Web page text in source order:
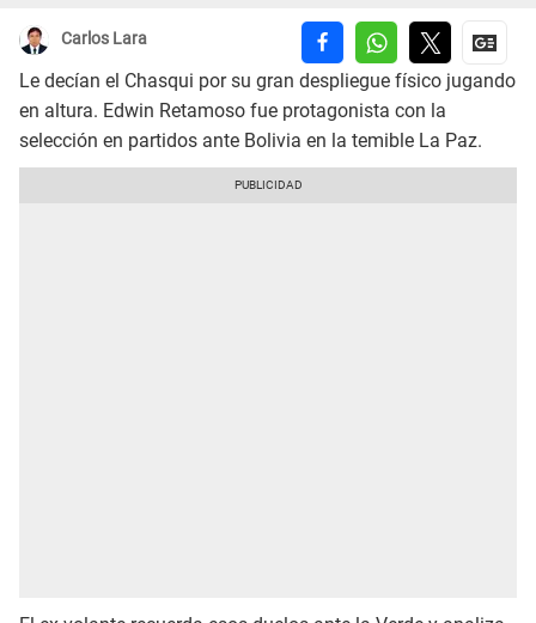
Carlos Lara
Le decían el Chasqui por su gran despliegue físico jugando
en altura. Edwin Retamoso fue protagonista con la
selección en partidos ante Bolivia en la temible La Paz.